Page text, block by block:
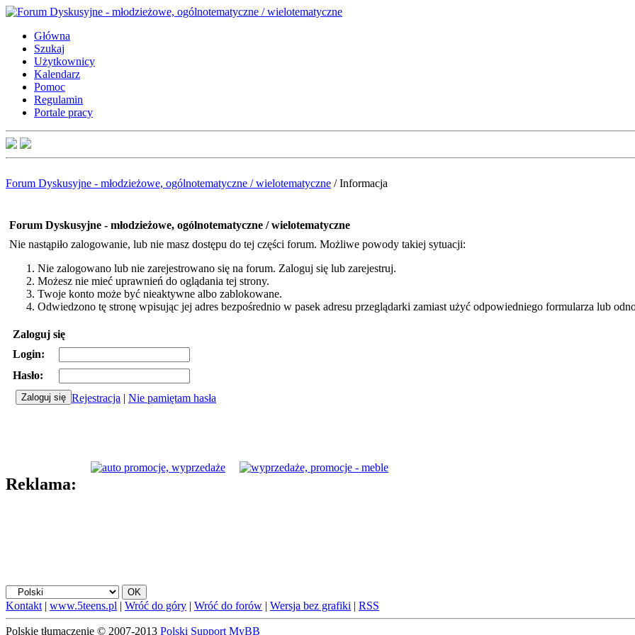
Główna
Szukaj
Użytkownicy
Kalendarz
Pomoc
Regulamin
Portale pracy
Forum Dyskusyjne - młodzieżowe, ogólnotematyczne / wielotematyczne /Informacja
Forum Dyskusyjne - młodzieżowe, ogólnotematyczne / wielotematyczne
Nie nastąpiło zalogowanie, lub nie masz dostępu do tej części forum. Możliwe powody takiej sytuacji:
Nie zalogowano lub nie zarejestrowano się na forum. Zaloguj się lub zarejestruj.
Możesz nie mieć uprawnień do oglądania tej strony.
Twoje konto może być nieaktywne albo zablokowane.
Odwiedzono tę stronę wpisując jej adres bezpośrednio w pasek adresu przeglądarki zamiast użyć odpowiedniego formularza lub
Zaloguj się
Login:
Hasło:
Rejestracja | Nie pamiętam hasła
Reklama:
Kontakt | www.5teens.pl | Wróć do góry | Wróć do forów | Wersja bez grafiki | RSS
Polskie tłumaczenie © 2007-2013 Polski Support MyBB